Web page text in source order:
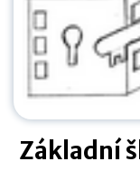
Základní